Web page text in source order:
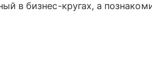
в бизнес-кругах, а